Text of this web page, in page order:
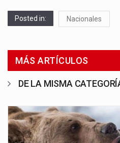
Posted in: Nacionales
MÁS ARTÍCULOS
DE LA MISMA